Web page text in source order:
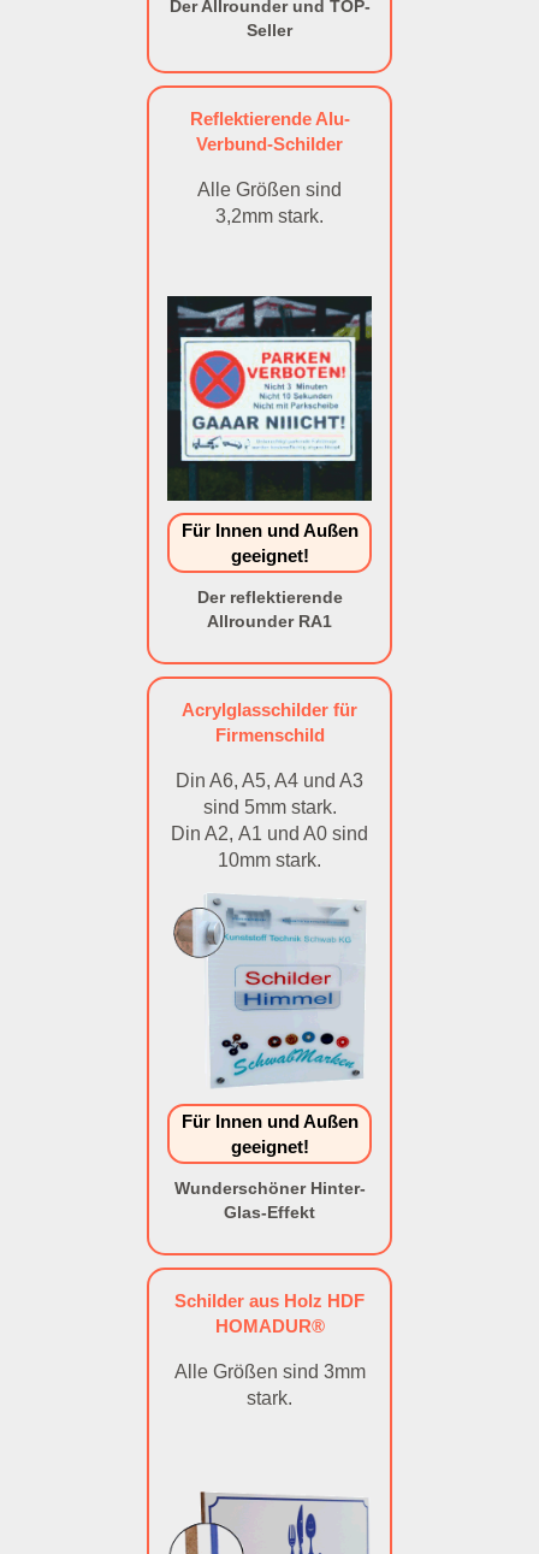
Der Allrounder und TOP-
Seller
Reflektierende Alu-
Verbund-Schilder
Alle Größen sind
3,2mm stark.
Für Innen und Außen
geeignet!
Der reflektierende
Allrounder RA1
Acrylglasschilder für
Firmenschild
Din A6, A5, A4 und A3
sind 5mm stark.
Din A2, A1 und A0 sind
10mm stark.
Für Innen und Außen
geeignet!
Wunderschöner Hinter-
Glas-Effekt
Schilder aus Holz HDF
HOMADUR®
Alle Größen sind 3mm
stark.